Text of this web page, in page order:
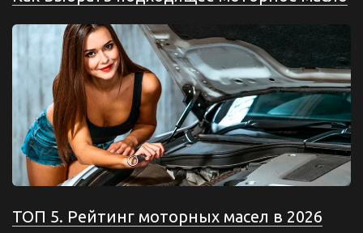
ТОП 5. Рейтинг моторных масел в 2026